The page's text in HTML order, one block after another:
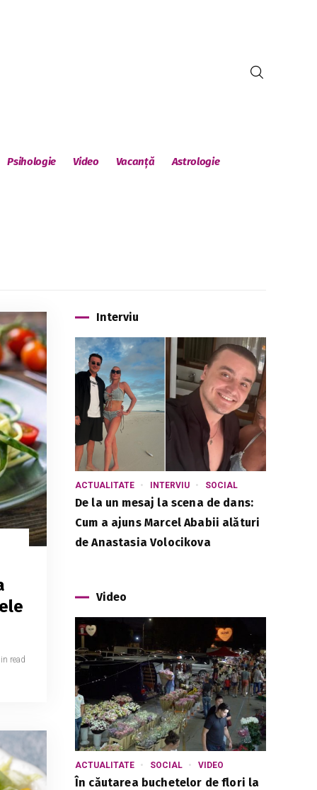
Psihologie Video Vacanță Astrologie
read
Interviu
ACTUALITATE INTERVIU SOCIAL
De la un mesaj la scena de dans:
Cum a ajuns Marcel Ababii alături
de Anastasia Volocikova
Video
ACTUALITATE SOCIAL VIDEO
În căutarea buchetelor de flori la